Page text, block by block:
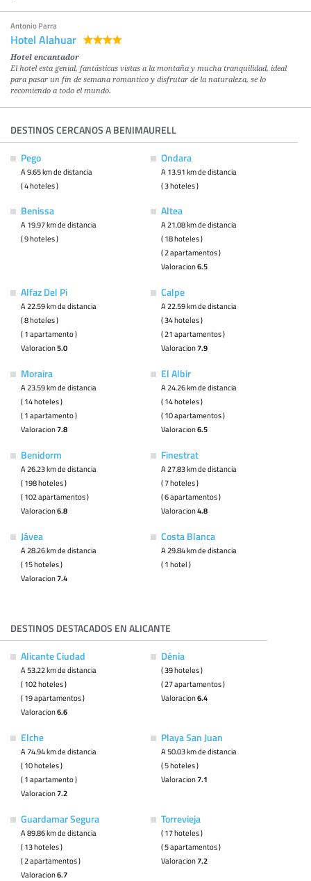
Antonio Parra
Hotel Alahuar
Hotel encantador
El hotel esta genial, fantásticas vistas a la montaña y mucha tranquilidad, ideal
para pasar un fin de semana romantico y disfrutar de la naturaleza, se lo
recomiendo a todo el mundo.
DESTINOS CERCANOS A BENIMAURELL
Pego
A 9.65 km de distancia
( 4 hoteles )
Ondara
A 13.91 km de distancia
( 3 hoteles )
Benissa
A 19.97 km de distancia
( 9 hoteles )
Altea
A 21.08 km de distancia
( 18 hoteles )
( 2 apartamentos )
Valoracion6.5
Alfaz Del Pi
A 22.59 km de distancia
( 8 hoteles )
( 1 apartamento )
Valoracion5.0
Calpe
A 22.59 km de distancia
( 34 hoteles )
( 21 apartamentos )
Valoracion7.9
Moraira
A 23.59 km de distancia
( 14 hoteles )
( 1 apartamento )
Valoracion7.8
El Albir
A 24.26 km de distancia
( 14 hoteles )
( 10 apartamentos )
Valoracion6.5
Benidorm
A 26.23 km de distancia
( 198 hoteles )
( 102 apartamentos )
Valoracion6.8
Finestrat
A 27.83 km de distancia
( 7 hoteles )
( 6 apartamentos )
Valoracion4.8
Jávea
A 28.26 km de distancia
( 15 hoteles )
Valoracion7.4
Costa Blanca
A 29.84 km de distancia
( 1 hotel )
DESTINOS DESTACADOS EN ALICANTE
Alicante Ciudad
A 53.22 km de distancia
( 102 hoteles )
( 19 apartamentos )
Valoracion6.6
Dénia
( 39 hoteles )
( 27 apartamentos )
Valoracion6.4
Elche
A 74.94 km de distancia
( 10 hoteles )
( 1 apartamento )
Valoracion7.2
Playa San Juan
A 50.03 km de distancia
( 5 hoteles )
Valoracion7.1
Guardamar Segura
A 89.86 km de distancia
( 13 hoteles )
( 2 apartamentos )
Valoracion6.7
Torrevieja
( 17 hoteles )
( 5 apartamentos )
Valoracion7.2